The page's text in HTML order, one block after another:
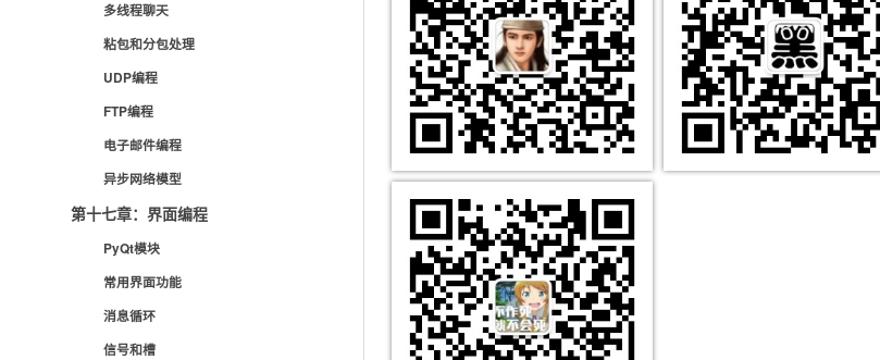
多线程聊天
粘包和分包处理
UDP编程
FTP编程
电子邮件编程
异步网络模型
第十七章：界面编程
PyQt模块
常用界面功能
消息循环
信号和槽